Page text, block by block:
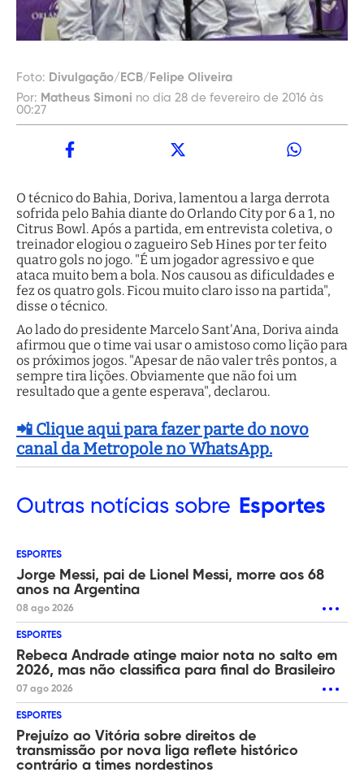
Foto: Divulgação/ECB/Felipe Oliveira
Por: Matheus Simoni no dia 28 de fevereiro de 2016 às
00:27
O técnico do Bahia, Doriva, lamentou a larga derrota
sofrida pelo Bahia diante do Orlando City por 6 a 1, no
Citrus Bowl. Após a partida, em entrevista coletiva, o
treinador elogiou o zagueiro Seb Hines por ter feito
quatro gols no jogo. "É um jogador agressivo e que
ataca muito bem a bola. Nos causou as dificuldades e
fez os quatro gols. Ficou muito claro isso na partida",
disse o técnico.
Ao lado do presidente Marcelo Sant'Ana, Doriva ainda
afirmou que o time vai usar o amistoso como lição para
os próximos jogos. "Apesar de não valer três pontos, a
sempre tira lições. Obviamente que não foi um
resultado que a gente esperava", declarou.
📲 Clique aqui para fazer parte do novo
canal da Metropole no WhatsApp.
Outras notícias sobre Esportes
ESPORTES
Jorge Messi, pai de Lionel Messi, morre aos 68
anos na Argentina
08 ago 2026
ESPORTES
Rebeca Andrade atinge maior nota no salto em
2026, mas não classifica para final do Brasileiro
07 ago 2026
ESPORTES
Prejuízo ao Vitória sobre direitos de
transmissão por nova liga reflete histórico
contrário a times nordestinos